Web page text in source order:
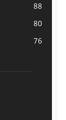
88
80
76